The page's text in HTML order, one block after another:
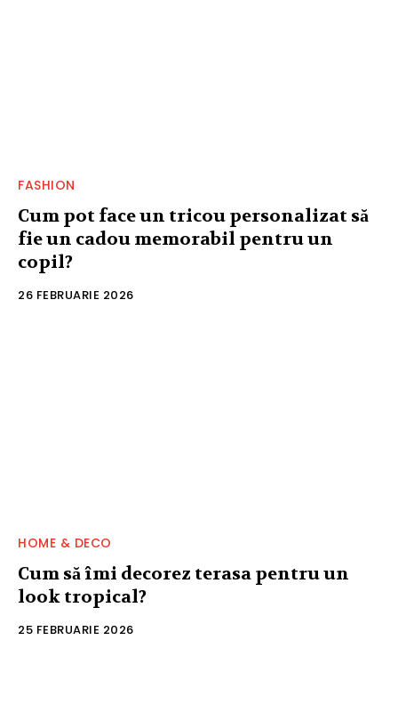
FASHION
Cum pot face un tricou personalizat să
fie un cadou memorabil pentru un
copil?
26 FEBRUARIE 2026
HOME & DECO
Cum să îmi decorez terasa pentru un
look tropical?
25 FEBRUARIE 2026